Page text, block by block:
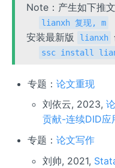
Note：产生如下推
lianxh 复现, m
安装最新版 lianxh
ssc install
专题： 论文重现
刘依云, 2023,
贡献-连续DID应
专题： 论文写作
刘帅, 2021,